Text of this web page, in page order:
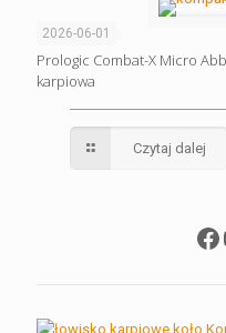
2026-06-01
Prologic Combat-X Micro
karpiowa
Czytaj dalej